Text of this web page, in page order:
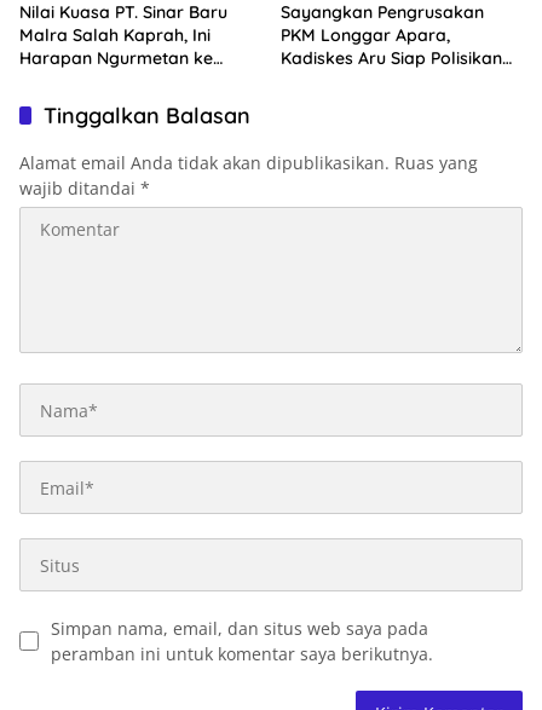
Nilai Kuasa PT. Sinar Baru
Malra Salah Kaprah, Ini
Harapan Ngurmetan ke
Sayangkan Pengrusakan
PKM Longgar Apara,
Kadiskes Aru Siap Polisikan
Tinggalkan Balasan
Alamat email Anda tidak akan dipublikasikan. Ruas yang
wajib ditandai *
Simpan nama, email, dan situs web saya pada
peramban ini untuk komentar saya berikutnya.